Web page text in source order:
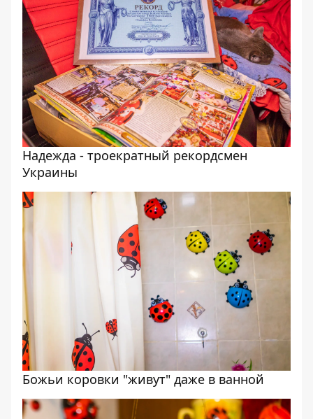
Надежда - троекратный рекордсмен
Украины
Божьи коровки "живут" даже в ванной